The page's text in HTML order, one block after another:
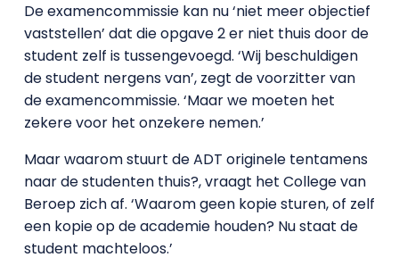
De examencommissie kan nu ‘niet meer objectief
vaststellen’ dat die opgave 2 er niet thuis door de
student zelf is tussengevoegd. ‘Wij beschuldigen
de student nergens van’, zegt de voorzitter van
de examencommissie. ‘Maar we moeten het
zekere voor het onzekere nemen.’
Maar waarom stuurt de ADT originele tentamens
naar de studenten thuis?, vraagt het College van
Beroep zich af. ‘Waarom geen kopie sturen, of zelf
een kopie op de academie houden? Nu staat de
student machteloos.’